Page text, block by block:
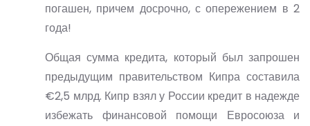
погашен, причем досрочно, с опережением в 2
года!
Общая сумма кредита, который был запрошен
предыдущим правительством Кипра составила
€2,5 млрд. Кипр взял у России кредит в надежде
избежать финансовой помощи Евросоюза и